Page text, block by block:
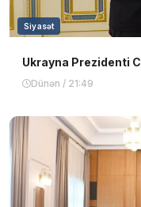
Siyasət
Ukrayna Prezidenti
Dünən / 21:49